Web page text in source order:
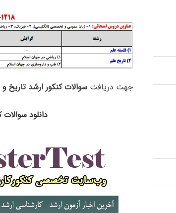
جهت دریافت سوالات کنکور ارشد تاریخ و
دانلود سوالات